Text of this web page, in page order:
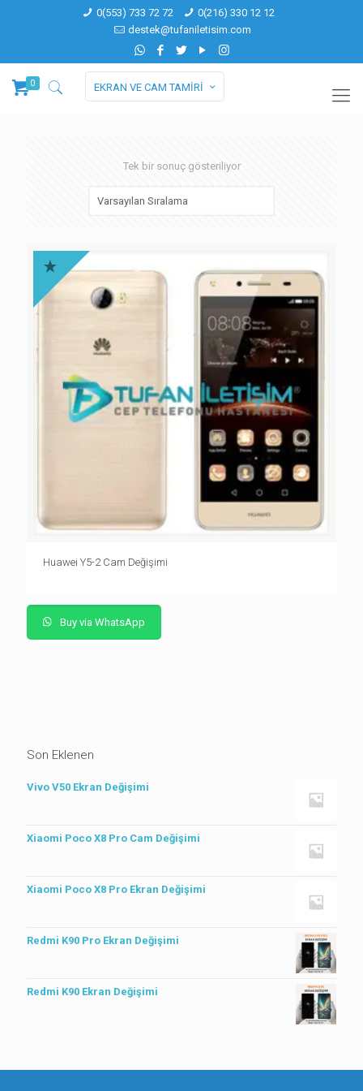
0(553) 733 72 72
0(216) 330 12 12
destek@tufaniletisim.com
0 EKRAN VE CAM TAMİRİ
Tek bir sonuç gösteriliyor
Huawei Y5-2 Cam Değişimi
Buy via WhatsApp
Son Eklenen
Vivo V50 Ekran Değişimi
Xiaomi Poco X8 Pro Cam Değişimi
Xiaomi Poco X8 Pro Ekran Değişimi
Redmi K90 Pro Ekran Değişimi
Redmi K90 Ekran Değişimi